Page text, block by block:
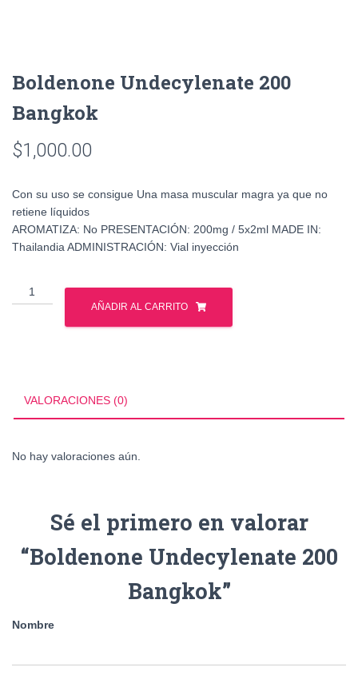
Boldenone Undecylenate 200
Bangkok
$1,000.00
Con su uso se consigue Una masa muscular magra ya que no
retiene líquidos
AROMATIZA: No PRESENTACIÓN: 200mg / 5x2ml MADE IN:
Thailandia ADMINISTRACIÓN: Vial inyección
Boldenone
Undecylenate
AÑADIR AL CARRITO
VALORACIONES (0)
No hay valoraciones aún.
Sé el primero en valorar
“Boldenone Undecylenate 200
Bangkok”
Nombre